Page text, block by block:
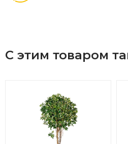
С этим товаром